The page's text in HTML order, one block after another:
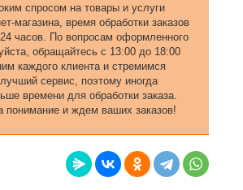
спросом на товары и услуги
магазина, время обработки заказов
часов. По вопросам оформленного
обращайтесь с 13:00 до 18:00
каждого клиента и стремимся
сервис, поэтому иногда
времени для обработки заказа.
понимание и ждем ваших заказов!